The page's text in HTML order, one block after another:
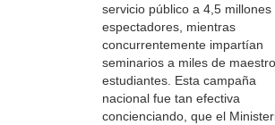
servicio público a 4,5 millones
espectadores, mientras
concurrentemente impartían
seminarios a miles de
estudiantes. Esta campaña
nacional fue tan efectiva
concienciando, que el